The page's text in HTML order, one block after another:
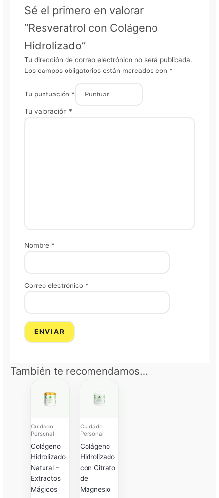
Sé el primero en valorar
“Resveratrol con Colágeno
Hidrolizado”
Tu dirección de correo electrónico no será publicada.
Los campos obligatorios están marcados con *
Tu puntuación *
Tu valoración *
Nombre *
Correo electrónico *
También te recomendamos…
Cuidado
Personal
Colágeno
Hidrolizado
Natural –
Extractos
Mágicos
Cuidado
Personal
Colágeno
Hidrolizado
con Citrato
de
Magnesio